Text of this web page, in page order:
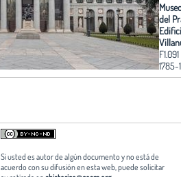
del
F1.091
1785-
Si usted es autor de algún documento y no está de
acuerdo con su difusión en esta web, puede solicitar